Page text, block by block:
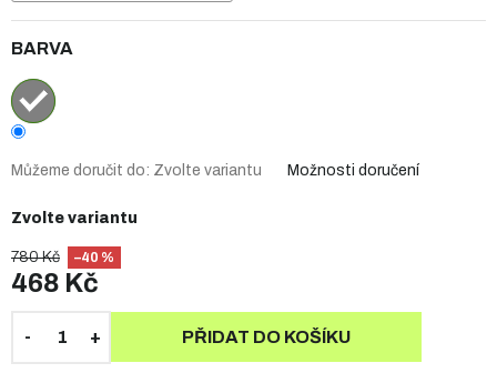
780 Kč –40 %
468 Kč
Zvolte variantu
BARVA
Můžeme doručit do: Zvolte variantu Možnosti doručení
PŘIDAT DO KOŠÍKU